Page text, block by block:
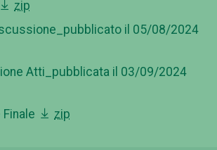
zip
il 05/08/2024
Atti_pubblicata il 03/09/2024
Finale
zip